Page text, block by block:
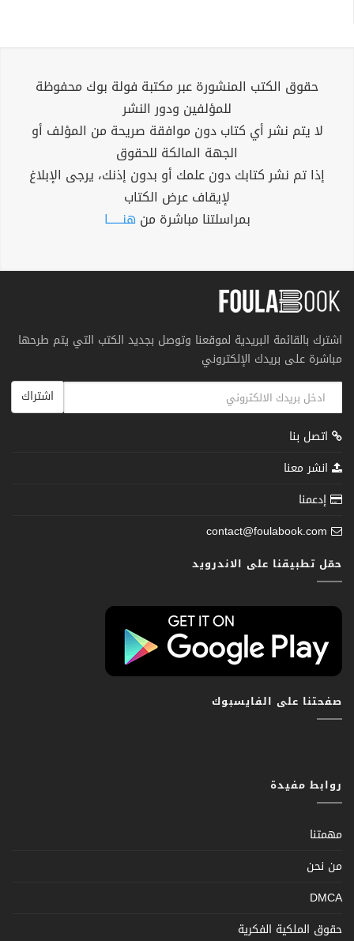
حقوق الكتب المنشورة عبر مكتبة فولة بوك محفوظة
للمؤلفين ودور النشر
لا يتم نشر أي كتاب دون موافقة صريحة من المؤلف أو
الجهة المالكة للحقوق
إذا تم نشر كتابك دون علمك أو بدون إذنك، يرجى الإبلاغ
لإيقاف عرض الكتاب
بمراسلتنا مباشرة من هنــــــا
اشترك بالقائمة البريدية لموقعنا وتوصل بجديد الكتب التي يتم طرحها
مباشرة على بريدك الإلكتروني
اشتراك
اتصل بنا
انشر معنا
إدعمنا
contact@foulabook.com
حمّل تطبيقنا على الاندرويد
صفحتنا على الفايسبوك
روابط مفيدة
مهمتنا
من نحن
DMCA
حقوق الملكية الفكرية